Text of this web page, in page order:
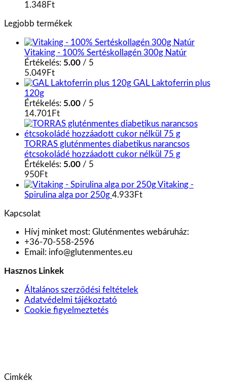
1.348 Ft
Legjobb termékek
Vitaking - 100% Sertéskollagén 300g Natúr
Értékelés: 5.00 / 5
5.049 Ft
GAL Laktoferrin plus
120g
Értékelés: 5.00 / 5
14.701 Ft
TORRAS gluténmentes diabetikus narancsos
étcsokoládé hozzáadott cukor nélkül 75 g
Értékelés: 5.00 / 5
950Ft
Vitaking -
Spirulina alga por 250g 4.933 Ft
Kapcsolat
Hívj minket most: Gluténmentes webáruház:
+36-70-558-2596
Email: info@glutenmentes.eu
Hasznos Linkek
Általános szerződési feltételek
Adatvédelmi tájékoztató
Cookie figyelmeztetés
Cimkék